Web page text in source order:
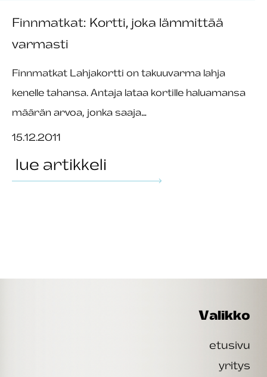
Finnmatkat: Kortti, joka lämmittää
varmasti
Finnmatkat Lahjakortti on takuuvarma lahja
kenelle tahansa. Antaja lataa kortille haluamansa
määrän arvoa, jonka saaja…
15.12.2011
lue artikkeli
Valikko
etusivu
yritys